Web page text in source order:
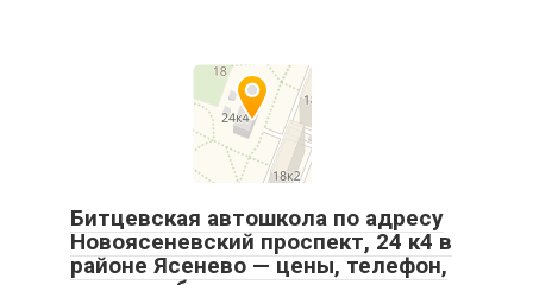
Битцевская автошкола по адресу
Новоясеневский проспект, 24 к4 в
районе Ясенево — цены, телефон,